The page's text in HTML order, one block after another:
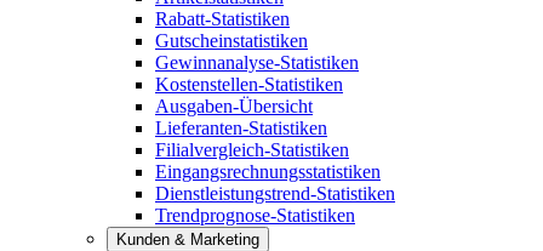
Rabatt-Statistiken
Gutscheinstatistiken
Gewinnanalyse-Statistiken
Kostenstellen-Statistiken
Ausgaben-Übersicht
Lieferanten-Statistiken
Filialvergleich-Statistiken
Eingangsrechnungsstatistiken
Dienstleistungstrend-Statistiken
Trendprognose-Statistiken
Kunden & Marketing